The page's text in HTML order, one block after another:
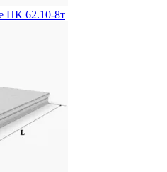
ПК 62.10-8т